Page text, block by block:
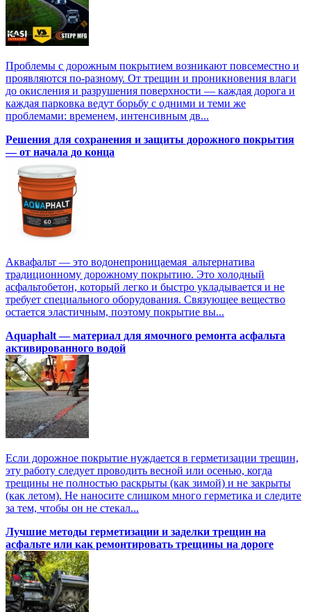
Проблемы с дорожным покрытием возникают повсеместно и
проявляются по-разному. От трещин и проникновения влаги
до окисления и разрушения поверхности — каждая дорога и
каждая парковка ведут борьбу с одними и теми же
проблемами: временем, интенсивным дв...
Решения для сохранения и защиты дорожного покрытия
— от начала до конца
Аквафальт — это водонепроницаемая альтернатива
традиционному дорожному покрытию. Это холодный
асфальтобетон, который легко и быстро укладывается и не
требует специального оборудования. Связующее вещество
остается эластичным, поэтому покрытие вы...
Aquaphalt — материал для ямочного ремонта асфальта
активированного водой
Если дорожное покрытие нуждается в герметизации трещин,
эту работу следует проводить весной или осенью, когда
трещины не полностью раскрыты (как зимой) и не закрыты
(как летом). Не наносите слишком много герметика и следите
за тем, чтобы он не стекал...
Лучшие методы герметизации и заделки трещин на
асфальте или как ремонтировать трещины на дороге